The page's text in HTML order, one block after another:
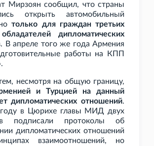
Мирзоян сообщил, что страны
открыть автомобильный
нотолько для граждан третьих
дипломатических
. В апреле того же года Армения
работы на КПП
несмотря на общую границу,
и Турцией на данный
дипломатических отношений.
в Цюрихе главы МИД двух
подписали протоколы об
дипломатических отношений
взаимоотношений, но